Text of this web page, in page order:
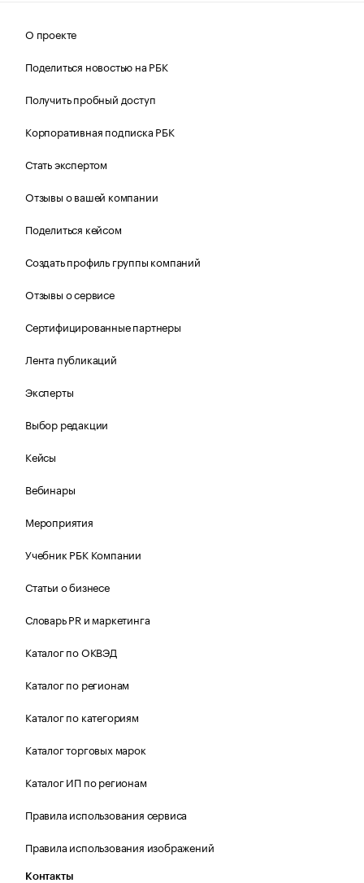
О проекте
Поделиться новостью на РБК
Получить пробный доступ
Корпоративная подписка РБК
Стать экспертом
Отзывы о вашей компании
Поделиться кейсом
Создать профиль группы компаний
Отзывы о сервисе
Сертифицированные партнеры
Лента публикаций
Эксперты
Выбор редакции
Кейсы
Вебинары
Мероприятия
Учебник РБК Компании
Статьи о бизнесе
Словарь PR и маркетинга
Каталог по ОКВЭД
Каталог по регионам
Каталог по категориям
Каталог торговых марок
Каталог ИП по регионам
Правила использования сервиса
Правила использования изображений
Контакты